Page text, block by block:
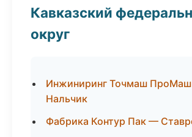
Кавказский
округ
Инжиниринг Точмаш
Нальчик
Фабрика Контур Пак —